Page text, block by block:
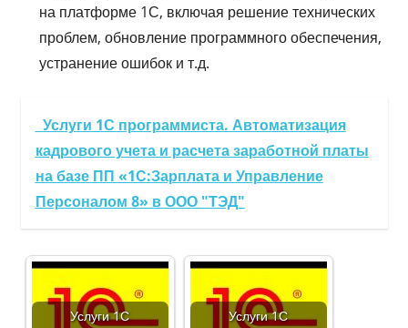
на платформе 1С, включая решение технических
проблем, обновление программного обеспечения,
устранение ошибок и т.д.
Услуги 1С программиста. Автоматизация
кадрового учета и расчета заработной платы
на базе ПП «1С:Зарплата и Управление
Персоналом 8» в ООО "ТЭД"
Услуги 1С
Услуги 1С